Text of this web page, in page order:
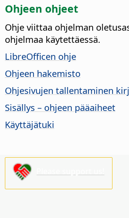
Ohjeen ohjeet
Ohje viittaa ohjelman
ohjelmaa käytettäessä.
LibreOfficen ohje
Ohjeen hakemisto
Ohjesivujen tallentaminen
Sisällys – ohjeen pääaiheet
Käyttäjätuki